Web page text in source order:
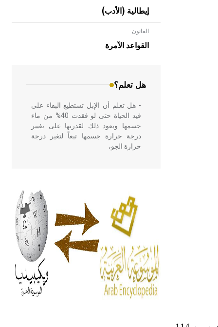
إيطالية (الأدب)
القانون
القواعد الآمرة
هل تعلم؟
- هل تعلم أن الأبلق نوع من الفنون
الهندسية التي ارتبطت بالعمارة الإسلامية
في بلاد الشام ومصر خاصة، حيث يحرص
- هل تعلم أن الإبل تستطيع البقاء على
قيد الحياة حتى لو فقدت 40% من ماء
جسمها ويعود ذلك لقدرتها على تغيير
درجة حرارة جسمها تبعاً لتغير درجة
حرارة الجو،
أربعة مؤلفات هي: الحكم، الأدلة، تنظيم
التغذية، ورسالته في جروح الرأس.
ويعود له الفضل بأنه حرر الطب من
الدين والفلسفة.
- هل تعلم أن المرجان إفراز حيواني
يتكون في البحر ويتركب من مادة
كربونات الكلسيوم، وهو أحمر أو شديد
الحمرة وهو أجود أنواعه، ويمتاز بكبر
الحجم ويسمى الش